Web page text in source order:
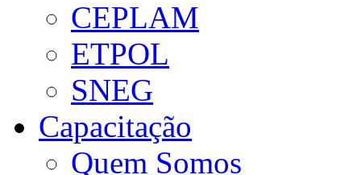
CEPLAM
ETPOL
SNEG
Capacitação
Quem Somos